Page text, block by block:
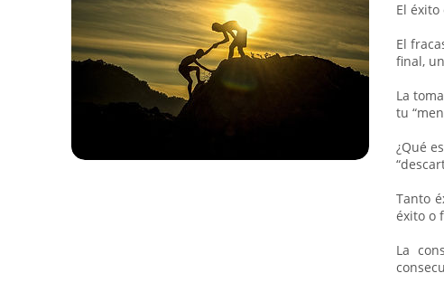
El
El
final,
La
tu
¿Qué
Tanto
éxito o
La